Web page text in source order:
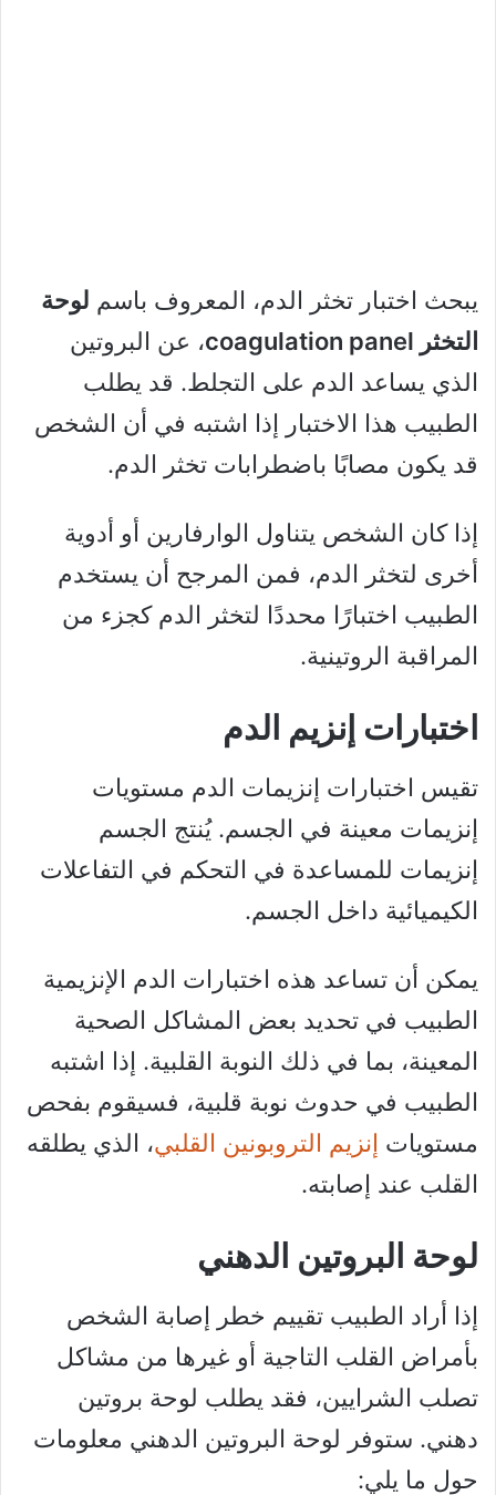
يبحث اختبار تخثر الدم، المعروف باسم لوحة
التخثر coagulation panel
، عن البروتين
الذي يساعد الدم على التجلط. قد يطلب
الطبيب هذا الاختبار إذا اشتبه في أن الشخص
قد يكون مصابًا باضطرابات تخثر الدم.
إذا كان الشخص يتناول الوارفارين أو أدوية
أخرى لتخثر الدم، فمن المرجح أن يستخدم
الطبيب اختبارًا محددًا لتخثر الدم كجزء من
المراقبة الروتينية.
اختبارات إنزيم الدم
تقيس اختبارات إنزيمات الدم مستويات
إنزيمات معينة في الجسم. يُنتج الجسم
إنزيمات للمساعدة في التحكم في التفاعلات
الكيميائية داخل الجسم.
يمكن أن تساعد هذه اختبارات الدم الإنزيمية
الطبيب في تحديد بعض المشاكل الصحية
المعينة، بما في ذلك النوبة القلبية. إذا اشتبه
الطبيب في حدوث نوبة قلبية، فسيقوم بفحص
مستويات إنزيم التروبونين القلبي، الذي يطلقه
القلب عند إصابته.
لوحة البروتين الدهني
إذا أراد الطبيب تقييم خطر إصابة الشخص
بأمراض القلب التاجية أو غيرها من مشاكل
تصلب الشرايين، فقد يطلب لوحة بروتين
دهني. ستوفر لوحة البروتين الدهني معلومات
حول ما يلي: